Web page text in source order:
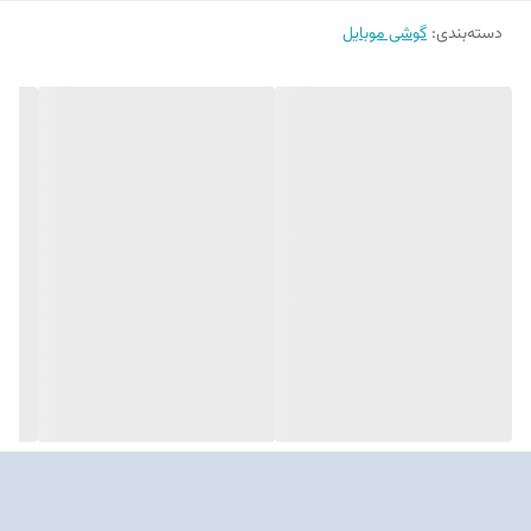
اصلی آن است که با یک بار شارژ می‌تواند به راحتی یک روز کامل یا حتی بیشتر
دسته‌بندی: گوشی موبایل